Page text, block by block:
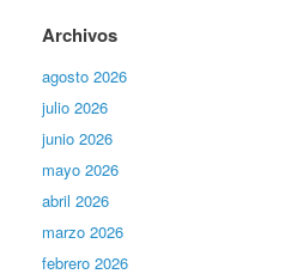
Archivos
agosto 2026
julio 2026
junio 2026
mayo 2026
abril 2026
marzo 2026
febrero 2026